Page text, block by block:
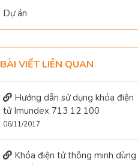
Dự án
BÀI VIẾT LIÊN QUAN
Hướng dẫn sử dụng khóa điện
tử Imundex 713 12 100
06/11/2017
Khóa điện tử thông minh dùng